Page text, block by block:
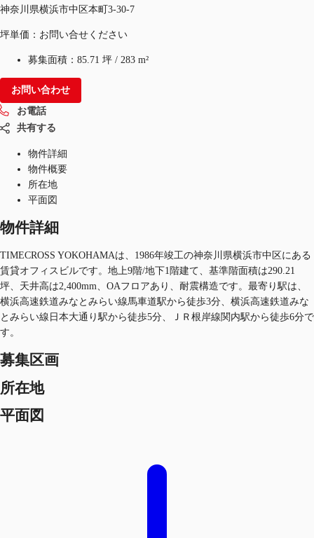
神奈川県横浜市中区本町3-30-7
坪単価：お問い合せください
募集面積： 85.71 坪 / 283 m²
お問い合わせ
お電話
共有する
物件詳細
物件概要
所在地
平面図
物件詳細
TIMECROSS YOKOHAMAは、1986年竣工の神奈川県横浜市中区にある
賃貸オフィスビルです。地上9階/地下1階建て、基準階面積は290.21
坪、天井高は2,400mm、OAフロアあり、耐震構造です。最寄り駅は、
横浜高速鉄道みなとみらい線馬車道駅から徒歩3分、横浜高速鉄道みな
とみらい線日本大通り駅から徒歩5分、ＪＲ根岸線関内駅から徒歩6分で
す。
募集区画
所在地
平面図